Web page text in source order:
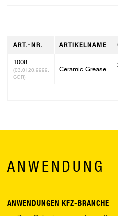
ART.-NR. ARTIKELNAME
1008
(03.0120.9999,
CGR)
Ceramic Grease
ANWENDUNG
ANWENDUNGEN KFZ-BRANCHE